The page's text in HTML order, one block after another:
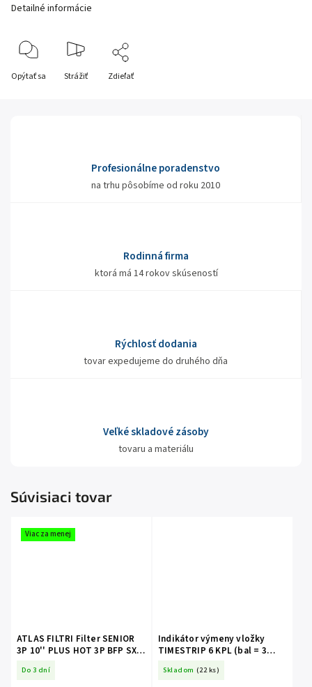
Detailné informácie
Opýtať sa Strážiť Zdieľať
Profesionálne poradenstvo
na trhu pôsobíme od roku 2010
Rodinná firma
ktorá má 14 rokov skúseností
Rýchlosť dodania
tovar expedujeme do druhého dňa
Veľké skladové zásoby
tovaru a materiálu
Súvisiaci tovar
Viac za menej
ATLAS FILTRI Filter SENIOR
3P 10'' PLUS HOT 3P BFP SX
Do 3 dní
Indikátor výmeny vložky
TIMESTRIP 6 KPL (bal = 3
Skladom (22 ks)